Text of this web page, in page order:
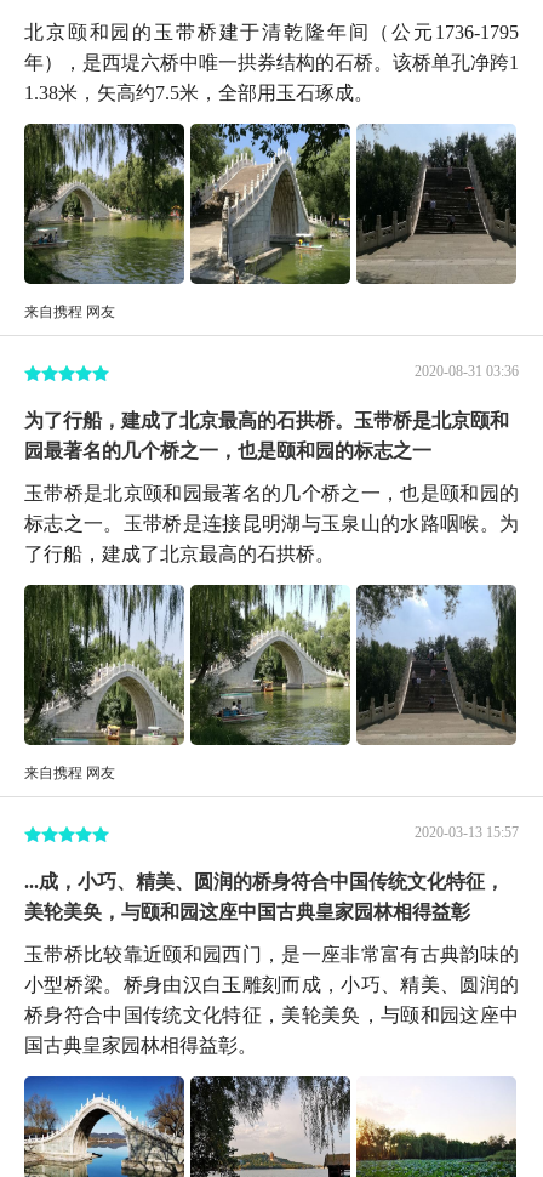
北京颐和园的玉带桥建于清乾隆年间（公元1736-1795
年），是西堤六桥中唯一拱券结构的石桥。该桥单孔净跨1
1.38米，矢高约7.5米，全部用玉石琢成。
来自携程 网友
2020-08-31 03:36
为了行船，建成了北京最高的石拱桥。玉带桥是北京颐和
园最著名的几个桥之一，也是颐和园的标志之一
玉带桥是北京颐和园最著名的几个桥之一，也是颐和园的
标志之一。玉带桥是连接昆明湖与玉泉山的水路咽喉。为
了行船，建成了北京最高的石拱桥。
来自携程 网友
2020-03-13 15:57
...成，小巧、精美、圆润的桥身符合中国传统文化特征，
美轮美奂，与颐和园这座中国古典皇家园林相得益彰
玉带桥比较靠近颐和园西门，是一座非常富有古典韵味的
小型桥梁。桥身由汉白玉雕刻而成，小巧、精美、圆润的
桥身符合中国传统文化特征，美轮美奂，与颐和园这座中
国古典皇家园林相得益彰。